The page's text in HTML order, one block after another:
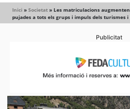
Inici » Societat » Les matriculacions
pujades a tots els grups i impuls dels turismes
Publicitat